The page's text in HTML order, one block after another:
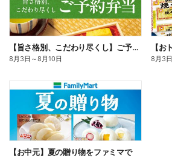
【旨さ格別、こだわり尽くし】ご予約弁当
8月3日 ～8月10日 8月3日
【お中元】夏の贈り物をファミマで